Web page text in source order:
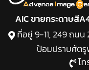
AIC ขายกระดาษสี
ที่อยู่ 9-11, 249 ถนน
ป้อมปราบศัตรู
โท